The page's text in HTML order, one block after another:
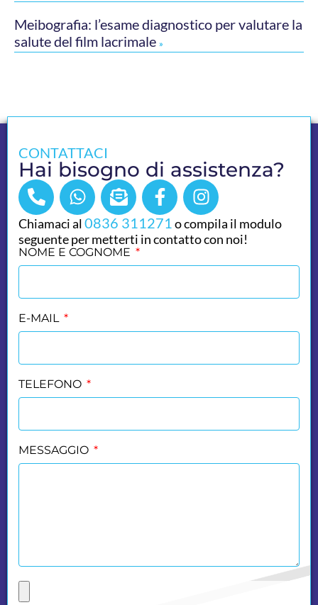
Meibografia: l’esame diagnostico per valutare la
salute del film lacrimale »
CONTATTACI
Hai bisogno di assistenza?
Chiamaci al0836 311271o compila il modulo
seguente per metterti in contatto con noi!
NOME E COGNOME
E-MAIL
TELEFONO
MESSAGGIO